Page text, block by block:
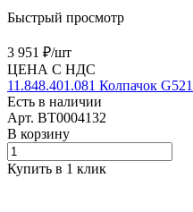
Быстрый просмотр
3 951 ₽/шт
ЦЕНА С НДС
11.848.401.081 Колпачок G521
Есть в наличии
Арт. BT0004132
В корзину
Купить в 1 клик